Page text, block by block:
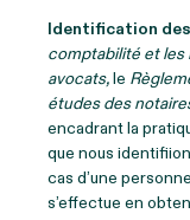
Identification
comptabilité et les
avocats,le
études des
encadrant la
que nous
cas d’une
s’effectue en